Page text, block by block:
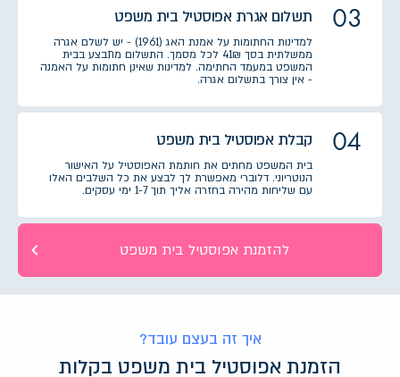
03 תשלום אגרת אפוסטיל בית משפט
למדינות החתומות על אמנת האג (1961) - יש לשלם אגרה
ממשלתית בסך 41₪ לכל מסמך. התשלום מתבצע בבית
המשפט במעמד החתימה. למדינות שאינן חתומות על האמנה
- אין צורך בתשלום אגרה.
04 קבלת אפוסטיל בית משפט
בית המשפט מחתים את חותמת האפוסטיל על האישור
הנוטריוני. דלוברי מאפשרת לך לבצע את כל השלבים האלו
עם שליחות מהירה בחזרה אליך תוך 1-7 ימי עסקים.
להזמנת אפוסטיל בית משפט
איך זה בעצם עובד?
הזמנת אפוסטיל בית משפט בקלות